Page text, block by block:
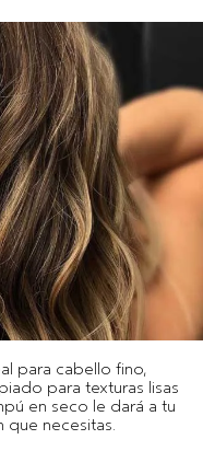
para cabello fino,
para texturas lisas
en seco le dará a tu
que necesitas.